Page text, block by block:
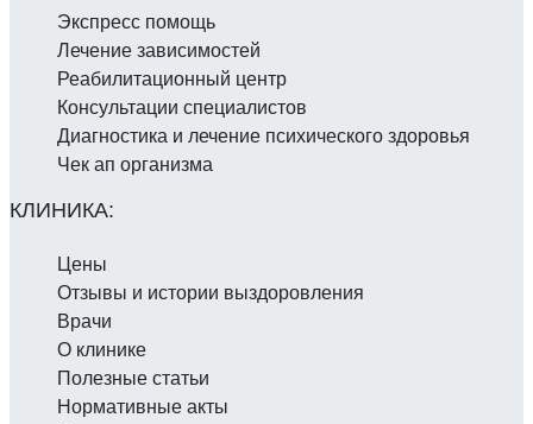
Экспресс помощь
Лечение зависимостей
Реабилитаци­онный центр
Консультации специалистов
Диагностика и лечение психического здоровья
Чек ап организма
Цены
Отзывы и истории выздоровления
Врачи
О клинике
Полезные статьи
Нормативные акты